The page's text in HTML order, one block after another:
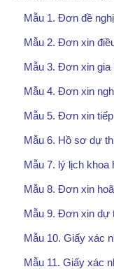
Mẫu 1. Đơn đề
Mẫu 2. Đơn xin
Mẫu 3. Đơn xin gia
Mẫu 4. Đơn xin
Mẫu 5. Đơn xin
Mẫu 6. Hồ sơ dự
Mẫu 7. lý lịch khoa
Mẫu 8. Đơn xin
Mẫu 9. Đơn xin dự
Mẫu 10. Giấy xác
Mẫu 11. Giấy xác